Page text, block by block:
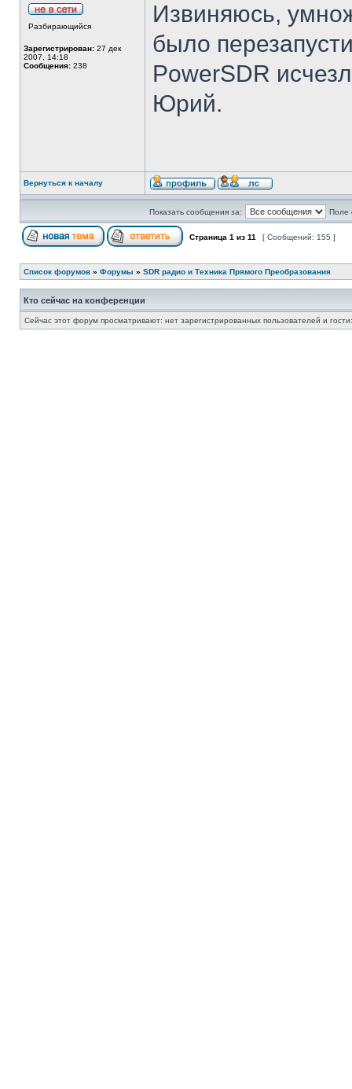
Разбирающийся
Зарегистрирован: 27 дек
2007, 14:18
Сообщения: 238
Извиняюсь,
было
PowerSDR
Юрий.
Вернуться к началу
Показать сообщения за: Поле
Страница 1 из 11 [ Сообщений: 155 ]
Список форумов » Форумы » SDR радио и Техника Прямого Преобразования
Кто сейчас на конференции
Сейчас этот форум просматривают: нет зарегистрированных пользователей и